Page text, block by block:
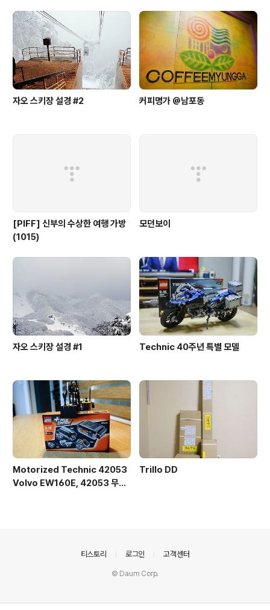
자오 스키장 설경 #2 커피명가 @남포동
[PIFF] 신부의 수상한 여행 가방
(1015)
모던보이
자오 스키장 설경 #1 Technic 40주년 특별 모델
Motorized Technic 42053
Volvo EW160E, 42053 무선
Trillo DD
티스토리 로그인 고객센터
© Daum Corp.